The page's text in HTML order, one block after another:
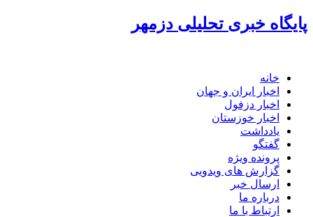
خبری تحلیلی دزمهر
خانه
اخبار ایران و جهان
اخبار دزفول
اخبار خوزستان
یادداشت
گفتگو
پرونده ویژه
گزارش های ویدویی
ارسال خبر
درباره ما
ارتباط با ما